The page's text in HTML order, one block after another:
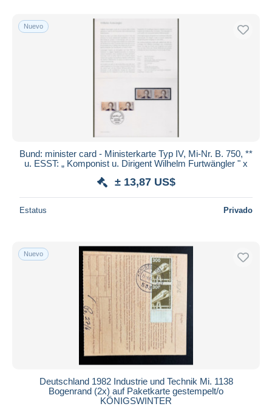
Sólo con descuento
Envío gratis
Transferencia bancaria
Mastercard
Bancontact
iDeal
Maestro
Residencia del vendedor
Aplicar
Nuevo
Bund: minister card - Ministerkarte Typ IV, Mi-Nr. B. 750, **
u. ESST: „ Komponist u. Dirigent Wilhelm Furtwängler " x
± 13,87 US$
Estatus Privado
Nuevo
Deutschland 1982 Industrie und Technik Mi. 1138
Bogenrand (2x) auf Paketkarte gestempelt/o
KÖNIGSWINTER